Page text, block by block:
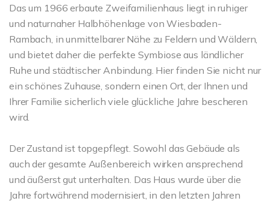
Das um 1966 erbaute Zweifamilienhaus liegt in ruhiger
und naturnaher Halbhöhenlage von Wiesbaden-
Rambach, in unmittelbarer Nähe zu Feldern und Wäldern,
und bietet daher die perfekte Symbiose aus ländlicher
Ruhe und städtischer Anbindung. Hier finden Sie nicht nur
ein schönes Zuhause, sondern einen Ort, der Ihnen und
Ihrer Familie sicherlich viele glückliche Jahre bescheren
wird.
Der Zustand ist topgepflegt. Sowohl das Gebäude als
auch der gesamte Außenbereich wirken ansprechend
und äußerst gut unterhalten. Das Haus wurde über die
Jahre fortwährend modernisiert, in den letzten Jahren